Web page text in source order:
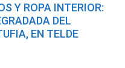
Y ROPA INTERIOR:
DEL
EN TELDE